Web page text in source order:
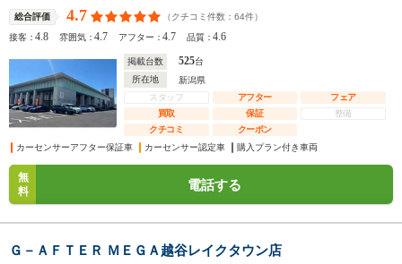
総合評価 4.7 （クチコミ件数： 64件）
接客：4.8 雰囲気：4.7 アフター：4.7 品質：4.6
掲載台数 525台
所在地
新潟県
スタッフ
アフター
フェア
買取
保証
整備
クチコミ
クーポン
カーセンサーアフター保証車
カーセンサー認定車 購入プラン付き車両
無
料
電話する
Ｇ－ＡＦＴＥＲ ＭＥＧＡ越谷レイクタウン店